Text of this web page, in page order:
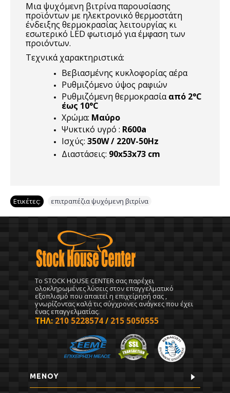
Μια ψυχόμενη βιτρίνα παρουσίασης
προϊόντων με ηλεκτρονικό θερμοστάτη
ένδειξης θερμοκρασίας λειτουργίας κι
εσωτερικό LED φωτισμό για έμφαση των
προιόντων.
Τεχνικά χαρακτηριστικά:
Βεβιασμένης κυκλοφορίας αέρα
Ρυθμιζόμενο ύψος ραφιών
Ρυθμιζόμενη θερμοκρασίααπό 2°C
έως 10°C
Χρώμα: Μαύρο
Ψυκτικό υγρό : R600a
Ισχύς: 350W / 220V-50Hz
Διαστάσεις: 90x53x73 cm
Ετικέτες: επιτραπέζια ψυχόμενη βιτρίνα
To STOCK HOUSE CENTER σας παρέχει
ολοκληρωμένες λύσεις στον επαγγελματικό
εξοπλισμό που απαιτεί η επιχείρησή σας ,
γνωρίζοντας καλά τις σύγχρονες ανάγκες που έχει
ένας επαγγελματίας.
ΤΗΛ: 210 5228574 / 215 5050555
ΜΕΝΟΥ